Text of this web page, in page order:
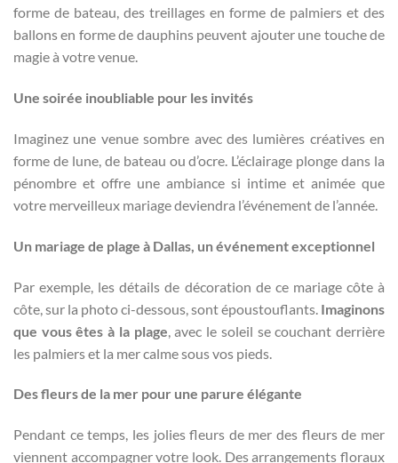
forme de bateau, des treillages en forme de palmiers et des
ballons en forme de dauphins peuvent ajouter une touche de
magie à votre venue.
Une soirée inoubliable pour les invités
Imaginez une venue sombre avec des lumières créatives en
forme de lune, de bateau ou d’ocre. L’éclairage plonge dans la
pénombre et offre une ambiance si intime et animée que
votre merveilleux mariage deviendra l’événement de l’année.
Un mariage de plage à Dallas, un événement exceptionnel
Par exemple, les détails de décoration de ce mariage côte à
côte, sur la photo ci-dessous, sont époustouflants. Imaginons
que vous êtes à la plage , avec le soleil se couchant derrière
les palmiers et la mer calme sous vos pieds.
Des fleurs de la mer pour une parure élégante
Pendant ce temps, les jolies fleurs de mer des fleurs de mer
viennent accompagner votre look. Des arrangements floraux